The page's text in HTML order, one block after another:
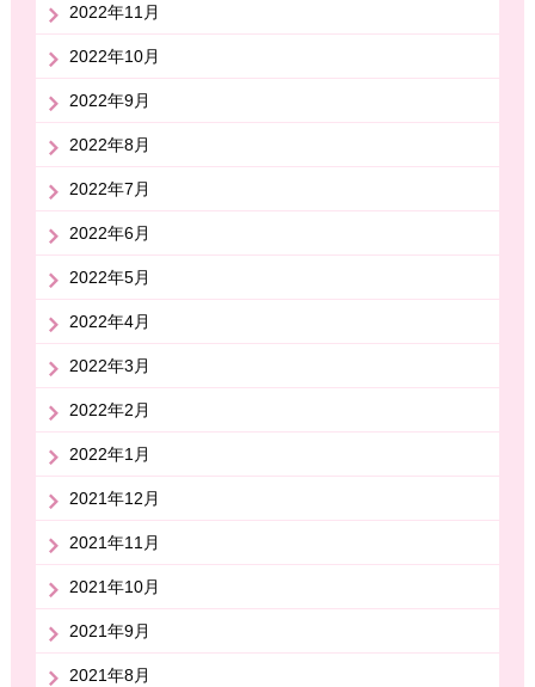
2022年11月
2022年10月
2022年9月
2022年8月
2022年7月
2022年6月
2022年5月
2022年4月
2022年3月
2022年2月
2022年1月
2021年12月
2021年11月
2021年10月
2021年9月
2021年8月